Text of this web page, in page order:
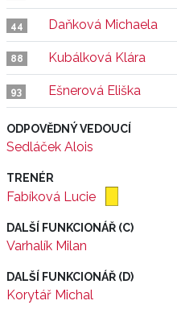
44 Daňková Michaela
88 Kubálková Klára
93 Ešnerová Eliška
ODPOVĚDNÝ VEDOUCÍ
Sedláček Alois
TRENÉR
Fabíková Lucie
DALŠÍ FUNKCIONÁŘ (C)
Varhalík Milan
DALŠÍ FUNKCIONÁŘ (D)
Korytář Michal